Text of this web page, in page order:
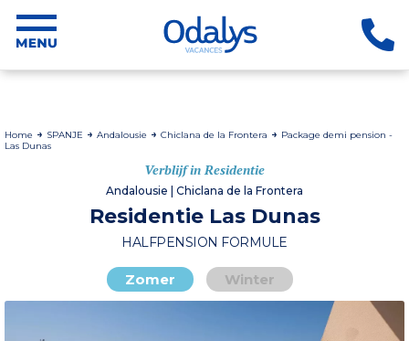
Home SPANJE Andalousie Chiclana de la Frontera
Package demi pension -
Las Dunas
Verblijf in Residentie
Andalousie | Chiclana de la Frontera
Residentie Las Dunas
HALFPENSION FORMULE
Zomer Winter